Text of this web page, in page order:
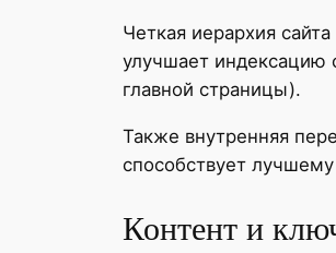
Четкая иерархия
улучшает индексацию
главной страницы).
Также внутренняя
способствует
Контент и